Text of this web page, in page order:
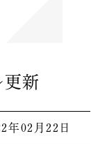
新
年02月22日